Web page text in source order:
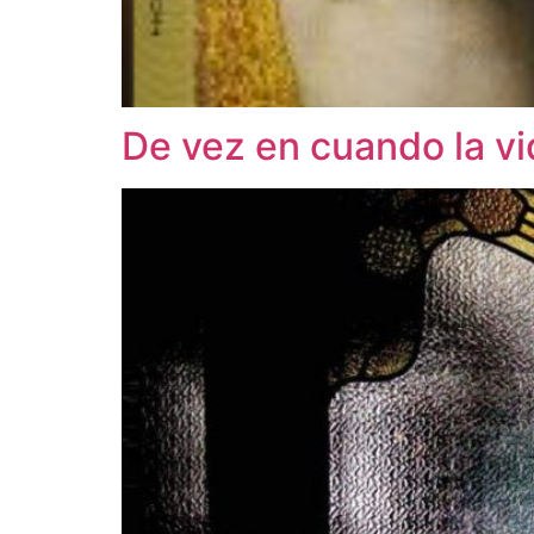
De vez en cuando la